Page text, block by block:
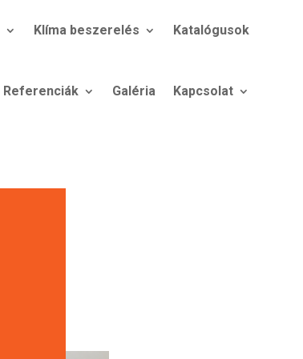
Klíma beszerelés Katalógusok
Referenciák Galéria Kapcsolat